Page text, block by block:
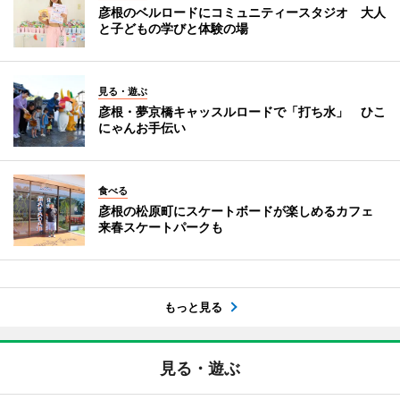
彦根のベルロードにコミュニティースタジオ 大人
と子どもの学びと体験の場
見る・遊ぶ
彦根・夢京橋キャッスルロードで「打ち水」 ひこ
にゃんお手伝い
食べる
彦根の松原町にスケートボードが楽しめるカフェ
来春スケートパークも
もっと見る
見る・遊ぶ